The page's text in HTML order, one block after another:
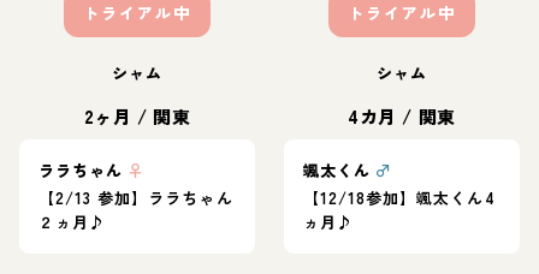
トライアル中
シャム
2ヶ月 / 関東
ララちゃん ♀
【2/13 参加】ララちゃん
２ヵ月♪
トライアル中
シャム
4カ月 / 関東
颯太くん ♂
【12/18参加】颯太くん4
ヵ月♪